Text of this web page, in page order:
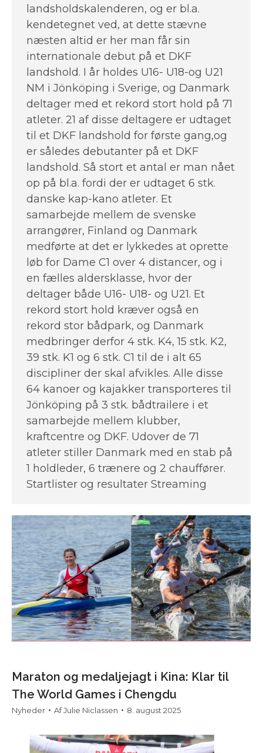
landsholdskalenderen, og er bl.a.
kendetegnet ved, at dette stævne
næsten altid er her man får sin
internationale debut på et DKF
landshold. I år holdes U16- U18-og U21
NM i Jönköping i Sverige, og Danmark
deltager med et rekord stort hold på 71
atleter. 21 af disse deltagere er udtaget
til et DKF landshold for første gang,og
er således debutanter på et DKF
landshold. Så stort et antal er man nået
op på bl.a. fordi der er udtaget 6 stk.
danske kap-kano atleter. Et
samarbejde mellem de svenske
arrangører, Finland og Danmark
medførte at det er lykkedes at oprette
løb for Dame C1 over 4 distancer, og i
en fælles aldersklasse, hvor der
deltager både U16- U18- og U21. Et
rekord stort hold kræver også en
rekord stor bådpark, og Danmark
medbringer derfor 4 stk. K4, 15 stk. K2,
39 stk. K1 og 6 stk. C1 til de i alt 65
discipliner der skal afvikles. Alle disse
64 kanoer og kajakker transporteres til
Jönköping på 3 stk. bådtrailere i et
samarbejde mellem klubber,
kraftcentre og DKF. Udover de 71
atleter stiller Danmark med en stab på
1 holdleder, 6 trænere og 2 chauffører.
Startlister og resultater Streaming
Maraton og medaljejagt i Kina: Klar til
The World Games i Chengdu
Nyheder AfJulie Niclassen 8. august 2025